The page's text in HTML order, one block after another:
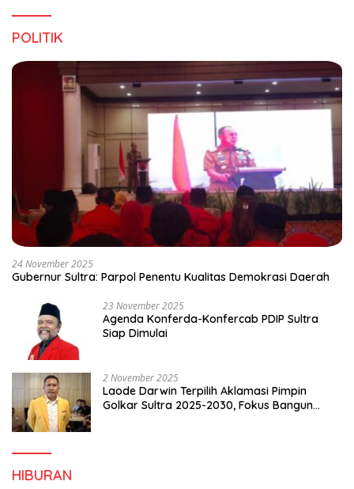
POLITIK
24 November 2025
Gubernur Sultra: Parpol Penentu Kualitas Demokrasi Daerah
23 November 2025
Agenda Konferda-Konfercab PDIP Sultra
Siap Dimulai
2 November 2025
Laode Darwin Terpilih Aklamasi Pimpin
Golkar Sultra 2025-2030, Fokus Bangun
HIBURAN